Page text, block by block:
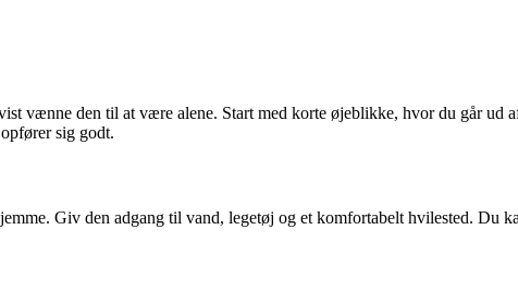
vænne den til at være alene. Start med korte øjeblikke, hvor du går ud
sig godt.
Giv den adgang til vand, legetøj og et komfortabelt hvilested. Du